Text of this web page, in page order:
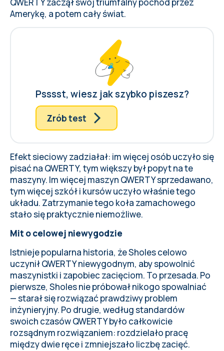
QWERTY zaczął swój triumfalny pochód przez
Amerykę, a potem cały świat.
Psssst, wiesz jak szybko piszesz?
Zrób test
Efekt sieciowy zadziałał: im więcej osób uczyło się
pisać na QWERTY, tym większy był popyt na te
maszyny. Im więcej maszyn QWERTY sprzedawano,
tym więcej szkół i kursów uczyło właśnie tego
układu. Zatrzymanie tego koła zamachowego
stało się praktycznie niemożliwe.
Mit o celowej niewygodzie
Istnieje popularna historia, że Sholes celowo
uczynił QWERTY niewygodnym, aby spowolnić
maszynistki i zapobiec zacięciom. To przesada. Po
pierwsze, Sholes nie próbował nikogo spowalniać
— starał się rozwiązać prawdziwy problem
inżynieryjny. Po drugie, według standardów
swoich czasów QWERTY było całkowicie
rozsądnym rozwiązaniem: rozdzielało pracę
między dwie ręce i zmniejszało liczbę zacięć.